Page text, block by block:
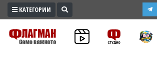
ПРОМО
ЗОНА
КАТЕГОРИИ